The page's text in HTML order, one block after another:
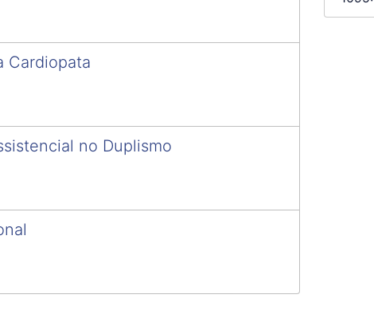
Cardiopata
no Duplismo